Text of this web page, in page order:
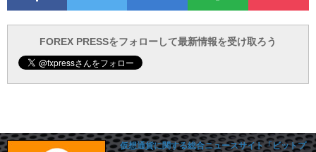
て
ブ
で
ォ
ロ
ー
で
と
で
FOREX PRESSをフォローして最新情報を受け取ろう
仮想通貨に関する総合ニュースサイト「ビットプ